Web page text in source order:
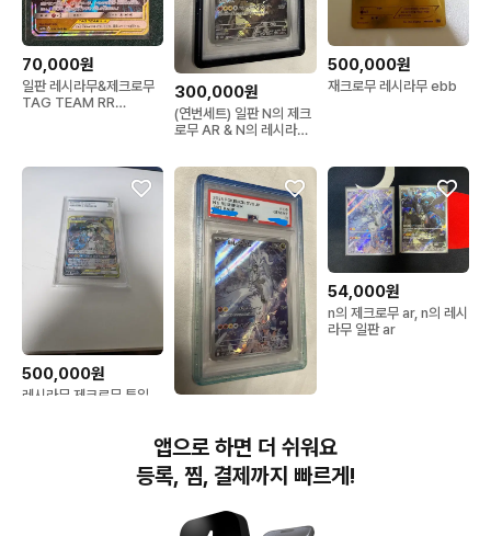
70,000원
일판 레시라무&제크로무
TAG TEAM RR
300,000원
(연번세트) 일판 N의 제크
로무 AR & N의 레시라무
500,000원
재크로무 레시라무 ebb
500,000원
레시라무 제크로무 특일
(연번세트) 일판 N의 레시
라무 AR & N의 제크로무
AR PSA10
54,000원
n의 제크로무 ar, n의 레시
라무 일판 ar
앱으로 하면 더 쉬워요
등록, 찜, 결제까지 빠르게!